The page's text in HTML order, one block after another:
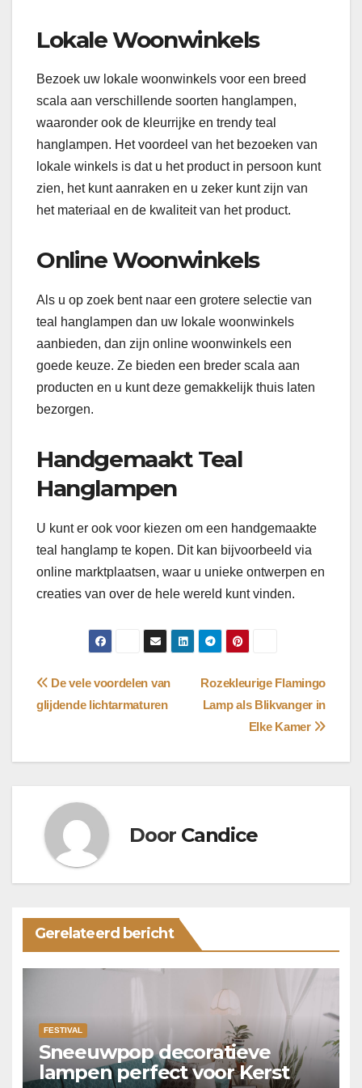
Lokale Woonwinkels
Bezoek uw lokale woonwinkels voor een breed
scala aan verschillende soorten hanglampen,
waaronder ook de kleurrijke en trendy teal
hanglampen. Het voordeel van het bezoeken van
lokale winkels is dat u het product in persoon kunt
zien, het kunt aanraken en u zeker kunt zijn van
het materiaal en de kwaliteit van het product.
Online Woonwinkels
Als u op zoek bent naar een grotere selectie van
teal hanglampen dan uw lokale woonwinkels
aanbieden, dan zijn online woonwinkels een
goede keuze. Ze bieden een breder scala aan
producten en u kunt deze gemakkelijk thuis laten
bezorgen.
Handgemaakt Teal
Hanglampen
U kunt er ook voor kiezen om een handgemaakte
teal hanglamp te kopen. Dit kan bijvoorbeeld via
online marktplaatsen, waar u unieke ontwerpen en
creaties van over de hele wereld kunt vinden.
Bericht
navigatie
Rozekleurige Flamingo
Lamp als Blikvanger in
Elke Kamer
De vele voordelen van
glijdende lichtarmaturen
Door Candice
Gerelateerd bericht
FESTIVAL
Sneeuwpop decoratieve
lampen perfect voor Kerst